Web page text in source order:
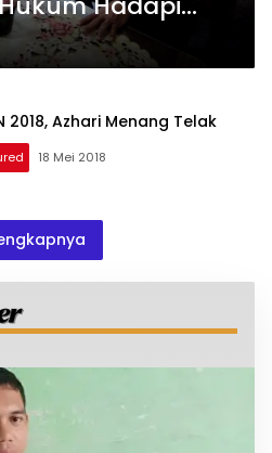
2018, Azhari Menang Telak
18 Mei 2018